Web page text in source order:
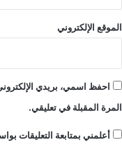
الموقع الإلكتروني
احفظ اسمي، بريدي
المرة المقبلة في تعليقي.
أعلمني بمتابعة التعليقات